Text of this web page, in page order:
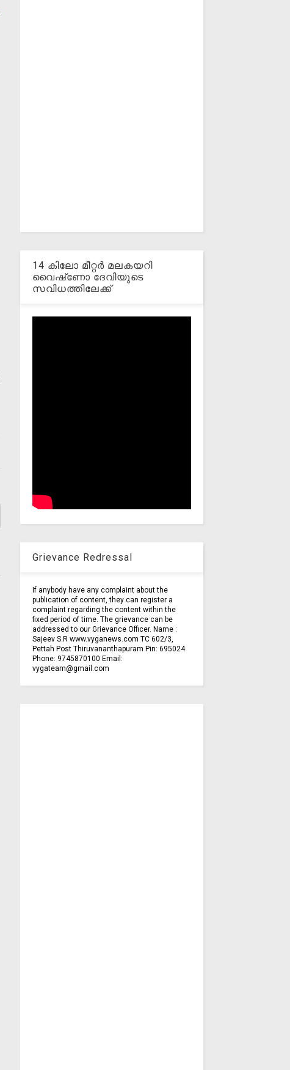
14 കിലോ മീറ്റര്‍ മലകയറി
വൈഷ്‌ണോ ദേവിയുടെ
സവിധത്തിലേക്ക്
Grievance Redressal
If anybody have any complaint about the
publication of content, they can register a
complaint regarding the content within the
fixed period of time. The grievance can be
addressed to our Grievance Officer. Name :
Sajeev S.R www.vyganews.com TC 602/3,
Pettah Post Thiruvananthapuram Pin: 695024
Phone: 9745870100 Email:
vygateam@gmail.com